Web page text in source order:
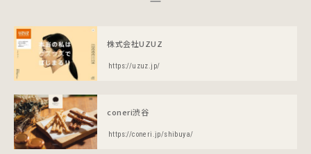
株式会社UZUZ
https://uzuz.jp/
coneri渋谷
https://coneri.jp/shibuya/